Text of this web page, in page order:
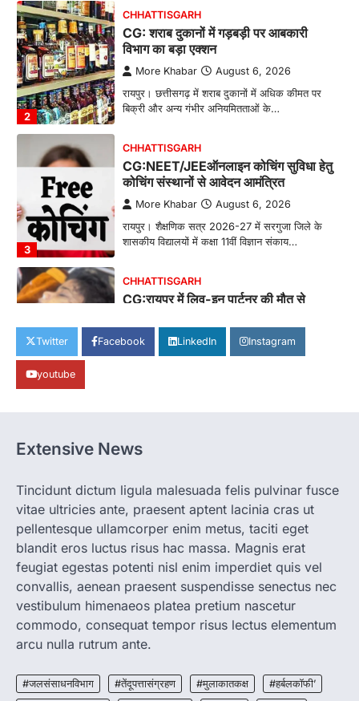
2
CHHATTISGARH
CG: शराब दुकानों में गड़बड़ी पर आबकारी
विभाग का बड़ा एक्शन
More Khabar August 6, 2026
रायपुर। छत्तीसगढ़ में शराब दुकानों में अधिक कीमत पर
बिक्री और अन्य गंभीर अनियमितताओं के…
3
CHHATTISGARH
CG:NEET/JEEऑनलाइन कोचिंग सुविधा हेतु
कोचिंग संस्थानों से आवेदन आमंत्रित
More Khabar August 6, 2026
रायपुर। शैक्षणिक सत्र 2026-27 में सरगुजा जिले के
शासकीय विद्यालयों में कक्षा 11वीं विज्ञान संकाय…
CHHATTISGARH
CG:रायपुर में लिव-इन पार्टनर की मौत से
More Khabar August 6, 2026
रायपुर। राजधानी रायपुर से एक सनसनीखेज मामला
CHHATTISGARH
More Khabar
जिसे 2018 में शुरू किया गया…
2
CHHATTISGARH
CG: शराब दुकानों में गड़बड़ी पर आबकारी
विभाग का बड़ा एक्शन
More Khabar August 6, 2026
रायपुर। छत्तीसगढ़ में शराब दुकानों में अधिक कीमत पर
बिक्री और अन्य गंभीर अनियमितताओं के…
CG:NEET/JEEऑनलाइन कोचिंग सुविधा हेतु
Twitter Facebook LinkedIn Instagram
youtube
Extensive News
Tincidunt dictum ligula malesuada felis pulvinar fusce
vitae ultricies ante, praesent aptent lacinia cras ut
pellentesque ullamcorper enim metus, taciti eget
blandit eros luctus risus hac massa. Magnis erat
feugiat egestas potenti nisl enim imperdiet quis vel
convallis, aenean praesent suspendisse senectus nec
vestibulum himenaeos platea pretium nascetur
commodo, consequat tempor risus lectus elementum
arcu nulla rutrum ante.
#जलसंसाधनविभाग #तेंदूपत्तासंग्रहण #मुलाकातकक्ष #हर्बलकॉफी’